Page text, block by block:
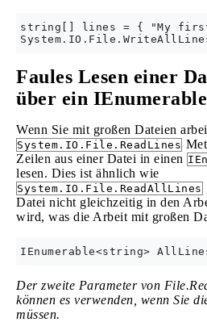
string[] lines = { "My
Faules Lesen einer
über ein IEnumerable
Wenn Sie mit großen Dateien
System.IO.File.ReadLines
Zeilen aus einer Datei in einen
lesen. Dies ist ähnlich wie
System.IO.File.ReadAllLines
Datei nicht gleichzeitig in den
wird, was die Arbeit mit großen
Der zweite Parameter von
können es verwenden, wenn Sie
müssen.